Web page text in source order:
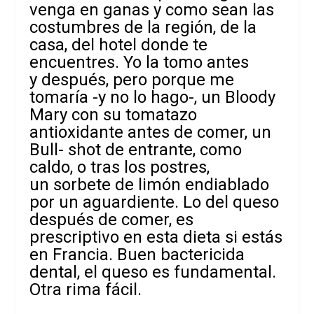
venga en ganas y como sean las
costumbres de la región, de la
casa, del hotel donde te
encuentres. Yo la tomo antes
y después, pero porque me
tomaría -y no lo hago-, un Bloody
Mary con su tomatazo
antioxidante antes de comer, un
Bull- shot de entrante, como
caldo, o tras los postres,
un sorbete de limón endiablado
por un aguardiente. Lo del queso
después de comer, es
prescriptivo en esta dieta si estás
en Francia. Buen bactericida
dental, el queso es fundamental.
Otra rima fácil.